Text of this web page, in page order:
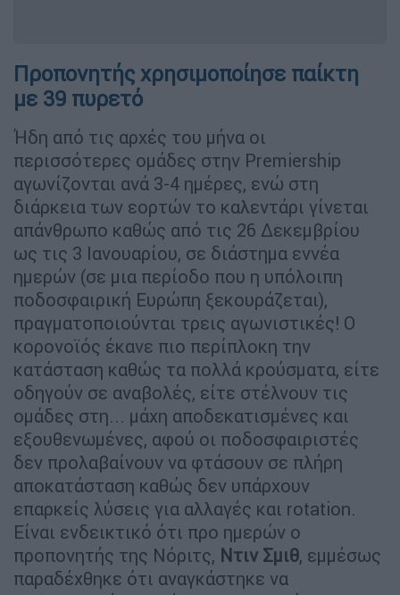
Προπονητής χρησιμοποίησε παίκτη
με 39 πυρετό
Ήδη από τις αρχές του μήνα οι
περισσότερες ομάδες στην Premiership
αγωνίζονται ανά 3-4 ημέρες, ενώ στη
διάρκεια των εορτών το καλεντάρι γίνεται
απάνθρωπο καθώς από τις 26 Δεκεμβρίου
ως τις 3 Ιανουαρίου, σε διάστημα εννέα
ημερών (σε μια περίοδο που η υπόλοιπη
ποδοσφαιρική Ευρώπη ξεκουράζεται),
πραγματοποιούνται τρεις αγωνιστικές! Ο
κορονοϊός έκανε πιο περίπλοκη την
κατάσταση καθώς τα πολλά κρούσματα, είτε
οδηγούν σε αναβολές, είτε στέλνουν τις
ομάδες στη... μάχη αποδεκατισμένες και
εξουθενωμένες, αφού οι ποδοσφαιριστές
δεν προλαβαίνουν να φτάσουν σε πλήρη
αποκατάσταση καθώς δεν υπάρχουν
επαρκείς λύσεις για αλλαγές και rotation.
Είναι ενδεικτικό ότι προ ημερών ο
προπονητής της Νόριτς, Ντιν Σμιθ, εμμέσως
παραδέχθηκε ότι αναγκάστηκε να